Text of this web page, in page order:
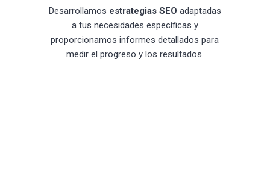
Desarrollamos estrategias SEO adaptadas
a tus necesidades específicas y
proporcionamos informes detallados para
medir el progreso y los resultados.